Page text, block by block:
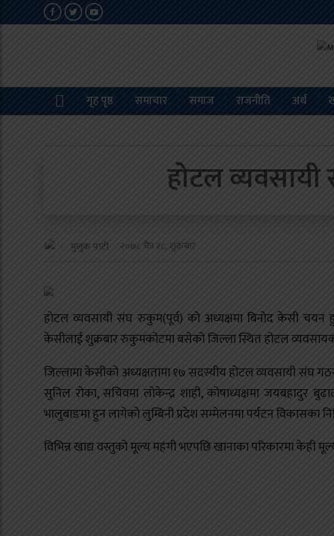
गृह पृष्ठ समाचार समाज राजनीति अर्थ
होटल
मुलुक पाटी २०७८ चैत्र १८, शुक्रबार
होटल व्यवसायी संघ रुकुम(पूर्व) को अध्यक्षमा बिनोद केसी
केसीलाई शुक्रबार रुकुमकोटमा बसेको जिल्ला स्थित होटल
जिल्लामा केसीको अध्यक्षतामा १७ सदस्यीय होटल व्यवसायी संघ
सुनिल रोका, सचिवमा लोकेन्द्र शाही, कोषाध्यक्षमा
भालुबाङमा हुन लागेको लुम्बिनी प्रदेश सम्मेलनमा पर्यटन विकासका
विभिन्न खाद्य वस्तुको मूल्य महंगी भएपछि खानाका परिकारमा केही